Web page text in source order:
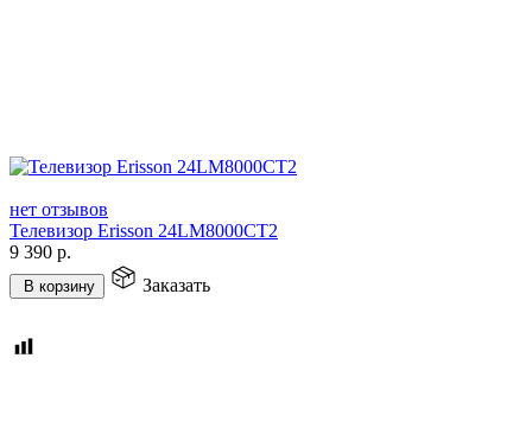
нет отзывов
Телевизор Erisson 24LM8000CT2
9 390 р.
В корзину Заказать